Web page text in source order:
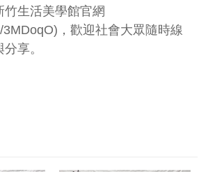
竹生活美學館官網
3MDoqO)，歡迎社會大眾隨時線
享。